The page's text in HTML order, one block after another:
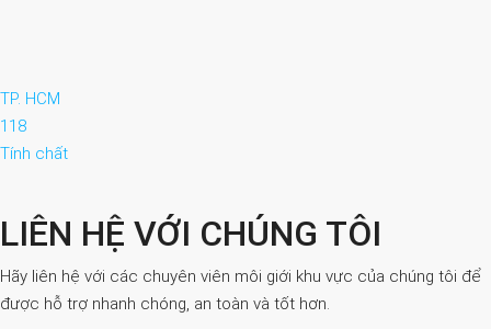
TP. HCM
118
Tính chất
LIÊN HỆ VỚI CHÚNG TÔI
Hãy liên hệ với các chuyên viên môi giới khu vực của chúng tôi để
được hỗ trợ nhanh chóng, an toàn và tốt hơn.